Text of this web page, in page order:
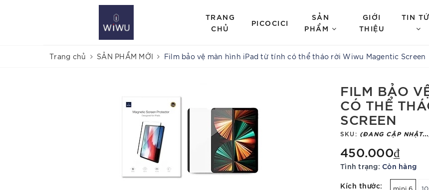
TRANG
CHỦ
PICOCICI
SẢN
PHẨM
GIỚI
THIỆU
TIN
Trang chủ SẢN PHẨM MỚI Film bảo vệ màn hình iPad từ tính có thể tháo rời Wiwu Magentic Screen
FILM BẢO
CÓ THỂ
SCREEN
SKU: (ĐANG CẬP
450.000₫
Tình trạng: Còn hàng
Kích thước: mini 6